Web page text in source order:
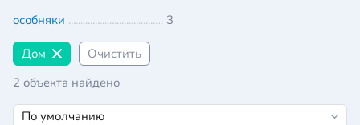
особняки 3
Дом
Очистить
2 объекта найдено